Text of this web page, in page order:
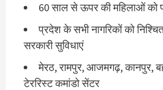
60 साल से ऊपर की महिलाओं को
प्रदेश के सभी नागरिकों को
सरकारी सुविधाएं
मेरठ, रामपुर, आजमगढ़, कानपुर,
टेररिस्ट कमांडो सेंटर